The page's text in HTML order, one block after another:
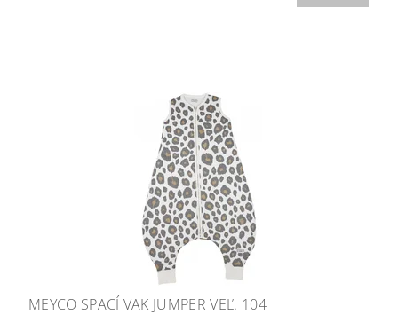
MEYCO SPACÍ VAK JUMPER VEĽ. 104